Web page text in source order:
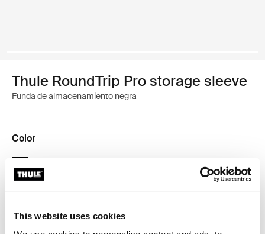
This website uses cookies
Thule RoundTrip Pro storage sleeve
Funda de almacenamiento negra
Color
Thule RoundTrip Pro storage sleeve Negro (selected)